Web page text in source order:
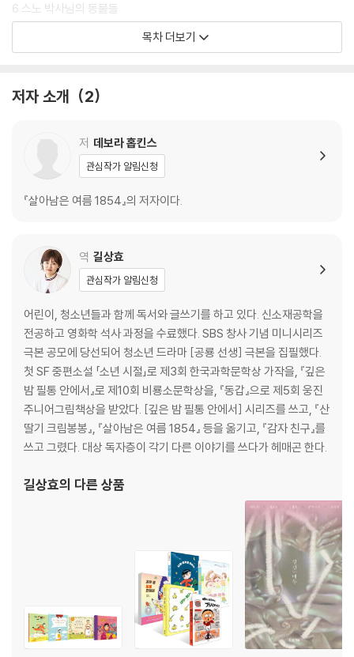
6 스노 박사님의 동물들
7 다시 강으로
9 첫 번째 시신
12 스노 박사님의 서재
13 스노 박사님의 환자
14 시간은 단 나흘
15 막중한 임무
16 딜리
17 노크
18 이례적인 경우
4부 브로드 길 펌프
19 엘리 부인
20 끔찍한 우연
21 감금
22 막다른 골목
23 목요일 저녁 7시
24 펌프 손잡이
5부 최후의 사망자와 최초의 환자
브로드 길 콜레라 전염 사태 일지
목차 더보기
저자 소개 2
저 데보라 홉킨스
관심작가 알림신청
『살아남은 여름 1854』의 저자이다.
역 길상효
관심작가 알림신청
어린이, 청소년들과 함께 독서와 글쓰기를 하고 있다. 신소재공학을
전공하고 영화학 석사 과정을 수료했다. SBS 창사 기념 미니시리즈
극본 공모에 당선되어 청소년 드라마 [공룡 선생] 극본을 집필했다.
첫 SF 중편소설 「소년 시절」로 제3회 한국과학문학상 가작을, 『깊은
밤 필통 안에서』로 제10회 비룡소문학상을, 『동갑』으로 제5회 웅진
주니어그림책상을 받았다. [깊은 밤 필통 안에서] 시리즈를 쓰고, 『산
딸기 크림봉봉』, 『살아남은 여름 1854』 등을 옮기고, 『감자 친구』를
쓰고 그렸다. 대상 독자층이 각기 다른 이야기를 쓰다가 헤매곤 한다.
길상효의 다른 상품